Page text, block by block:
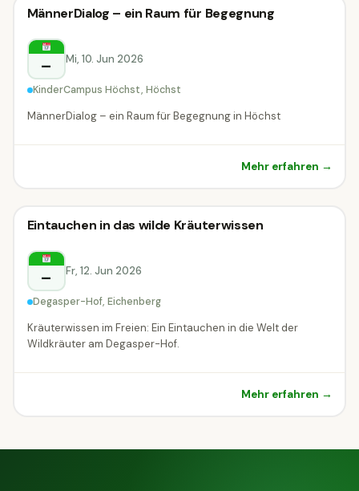
Vortrag & Seminar
Höchst
Vortrag & Seminar
MännerDialog – ein Raum für Begegnung
– Mi, 10. Jun 2026
KinderCampus Höchst, Höchst
MännerDialog – ein Raum für Begegnung in Höchst
Mehr erfahren →
Vortrag & Seminar
Eichenberg
Vortrag & Seminar
Eintauchen in das wilde Kräuterwissen
– Fr, 12. Jun 2026
Degasper-Hof, Eichenberg
Kräuterwissen im Freien: Ein Eintauchen in die Welt der
Wildkräuter am Degasper-Hof.
Mehr erfahren →